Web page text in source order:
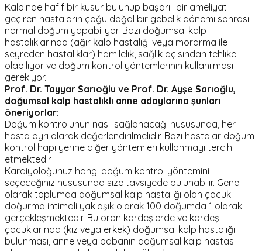
Kalbinde hafif bir kusur bulunup başarılı bir ameliyat
geçiren hastaların çoğu doğal bir gebelik dönemi sonrası
normal doğum yapabiliyor. Bazı doğumsal kalp
hastalıklarında (ağır kalp hastalığı veya morarma ile
seyreden hastalıklar) hamilelik, sağlık açısından tehlikeli
olabiliyor ve doğum kontrol yöntemlerinin kullanılması
gerekiyor.
Prof. Dr. Tayyar Sarıoğlu ve Prof. Dr. Ayşe Sarıoğlu,
doğumsal kalp hastalıklı anne adaylarına şunları
öneriyorlar:
Doğum kontrolünün nasıl sağlanacağı hususunda, her
hasta ayrı olarak değerlendirilmelidir. Bazı hastalar doğum
kontrol hapı yerine diğer yöntemleri kullanmayı tercih
etmektedir.
Kardiyoloğunuz hangi doğum kontrol yöntemini
seçeceğiniz hususunda size tavsiyede bulunabilir. Genel
olarak toplumda doğumsal kalp hastalığı olan çocuk
doğurma ihtimali yaklaşık olarak 100 doğumda 1 olarak
gerçekleşmektedir. Bu oran kardeşlerde ve kardeş
çocuklarında (kız veya erkek) doğumsal kalp hastalığı
bulunması, anne veya babanın doğumsal kalp hastası